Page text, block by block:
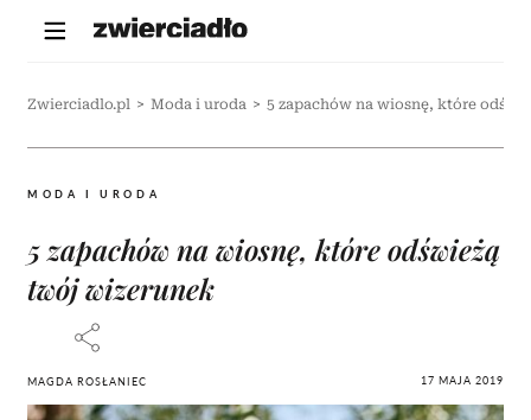
Zwierciadlo.pl > Moda i uroda > 5 zapachów na wiosnę, które
MODA I URODA
5 zapachów na wiosnę, które odświeżą
twój wizerunek
MAGDA ROSŁANIEC 17 MAJA 2019